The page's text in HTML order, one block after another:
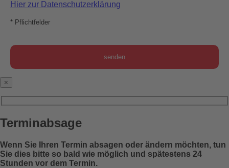
Hier zur Datenschutzerklärung
* Pflichtfelder
×
Terminabsage
Wenn Sie Ihren Termin absagen oder ändern möchten, tun
Sie dies bitte so bald wie möglich und spätestens 24
Stunden vor dem Termin.